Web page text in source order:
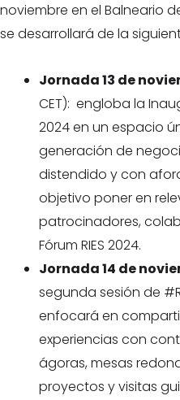
noviembre en el Balneario
se desarrollará de la
Jornada 13 de
CET): engloba la
2024 en un espacio
generación de
distendido y con
objetivo poner en
patrocinadores,
Fórum RIES 2024.
Jornada 14 de
segunda sesión de
enfocará en
experiencias con
ágoras, mesas
proyectos y visitas